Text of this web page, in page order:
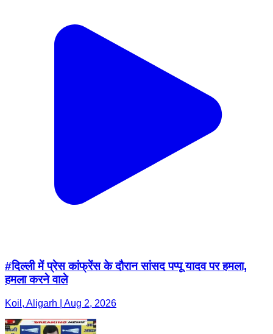
#दिल्ली में प्रेस कांफ्रेंस के दौरान सांसद पप्पू यादव पर हमला,
हमला करने वाले
Koil, Aligarh | Aug 2, 2026